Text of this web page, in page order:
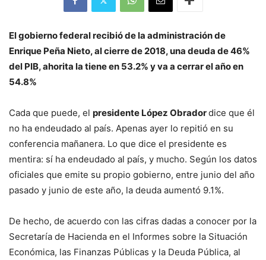
El gobierno federal recibió de la administración de
Enrique Peña Nieto, al cierre de 2018, una deuda de 46%
del PIB, ahorita la tiene en 53.2% y va a cerrar el año en
54.8%
Cada que puede, el presidente López Obradordice que él
no ha endeudado al país. Apenas ayer lo repitió en su
conferencia mañanera. Lo que dice el presidente es
mentira: sí ha endeudado al país, y mucho. Según los datos
oficiales que emite su propio gobierno, entre junio del año
pasado y junio de este año, la deuda aumentó 9.1%.
De hecho, de acuerdo con las cifras dadas a conocer por la
Secretaría de Hacienda en el Informes sobre la Situación
Económica, las Finanzas Públicas y la Deuda Pública, al